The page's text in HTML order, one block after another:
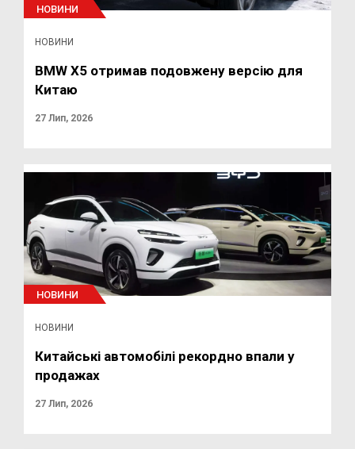
НОВИНИ
НОВИНИ
BMW X5 отримав подовжену версію для
Китаю
27 Лип, 2026
НОВИНИ
НОВИНИ
Китайські автомобілі рекордно впали у
продажах
27 Лип, 2026